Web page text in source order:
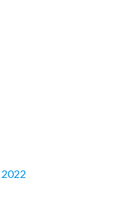
2022